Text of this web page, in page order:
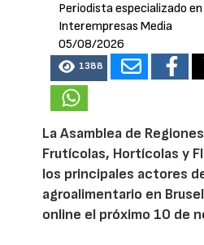
Periodista especializado
Interempresas Media
05/08/2026
1388
La Asamblea de
Frutícolas, Hortícolas y
los principales actores
agroalimentario en
online el próximo 10 de